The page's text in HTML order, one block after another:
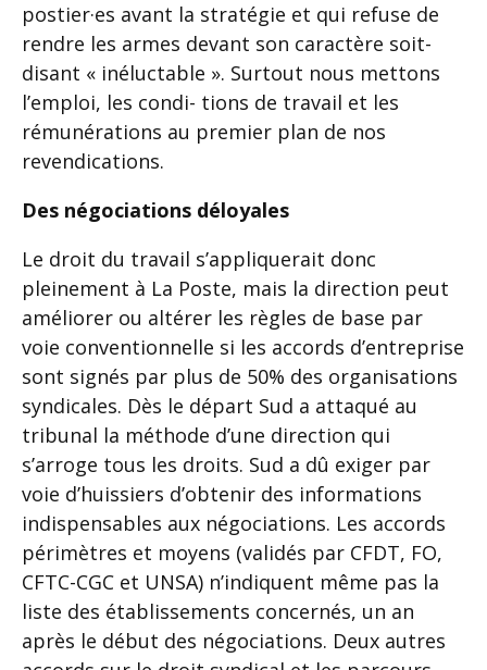
postier·es avant la stratégie et qui refuse de
rendre les armes devant son caractère soit-
disant « inéluctable ». Surtout nous mettons
l’emploi, les condi- tions de travail et les
rémunérations au premier plan de nos
revendications.
Des négociations déloyales
Le droit du travail s’appliquerait donc
pleinement à La Poste, mais la direction peut
améliorer ou altérer les règles de base par
voie conventionnelle si les accords d’entreprise
sont signés par plus de 50% des organisations
syndicales. Dès le départ Sud a attaqué au
tribunal la méthode d’une direction qui
s’arroge tous les droits. Sud a dû exiger par
voie d’huissiers d’obtenir des informations
indispensables aux négociations. Les accords
périmètres et moyens (validés par CFDT, FO,
CFTC-CGC et UNSA) n’indiquent même pas la
liste des établissements concernés, un an
après le début des négociations. Deux autres